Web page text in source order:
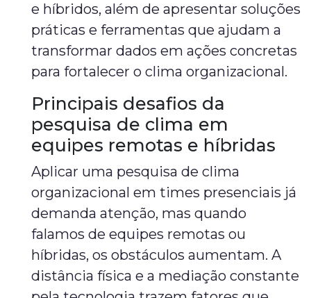
e híbridos, além de apresentar soluções
práticas e ferramentas que ajudam a
transformar dados em ações concretas
para fortalecer o clima organizacional.
Principais desafios da
pesquisa de clima em
equipes remotas e híbridas
Aplicar uma pesquisa de clima
organizacional em times presenciais já
demanda atenção, mas quando
falamos de equipes remotas ou
híbridas, os obstáculos aumentam. A
distância física e a mediação constante